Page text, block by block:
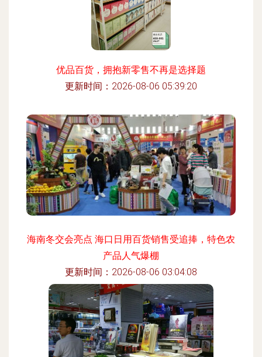
优品百货，拥抱新零售不再是选择题
更新时间：2026-08-06 05:39:20
海南冬交会亮点 海口日用百货销售受追捧，特色农
产品人气爆棚
更新时间：2026-08-06 03:04:08